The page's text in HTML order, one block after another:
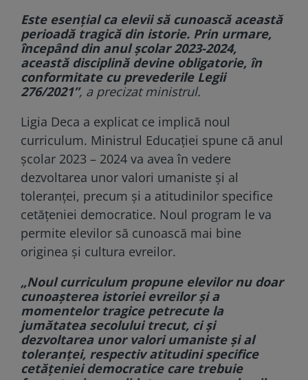
Este esențial ca elevii să cunoască această
perioadă tragică din istorie. Prin urmare,
începând din anul școlar 2023-2024,
această disciplină devine obligatorie, în
conformitate cu prevederile Legii
276/2021”, a precizat ministrul.
Ligia Deca a explicat ce implică noul
curriculum. Ministrul Educației spune că anul
școlar 2023 – 2024 va avea în vedere
dezvoltarea unor valori umaniste și al
toleranței, precum și a atitudinilor specifice
cetățeniei democratice. Noul program le va
permite elevilor să cunoască mai bine
originea și cultura evreilor.
„Noul curriculum propune elevilor nu doar
cunoașterea istoriei evreilor și a
momentelor tragice petrecute la
jumătatea secolului trecut, ci și
dezvoltarea unor valori umaniste și al
toleranței, respectiv atitudini specifice
cetățeniei democratice care trebuie